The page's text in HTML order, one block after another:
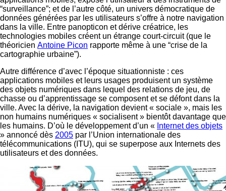
“surveillance”; et de l’autre côté, un univers démocratique de
données générées par les utilisateurs s’offre à notre navigation
dans la ville. Entre panopticon et dérive créatrice, les
technologies mobiles créent un étrange court-circuit (que le
théoricien Antoine Picon rapporte même à une “crise de la
cartographie urbaine”).
Autre différence d’avec l’époque situationniste : ces
applications mobiles et leurs usages produisent un système
des objets numériques dans lequel des relations de jeu, de
chasse ou d’apprentissage se composent et se défont dans la
ville. Avec la dérive, la navigation devient « sociale », mais les
non humains numériques « socialisent » bientôt davantage que
les humains. D’où le développement d’un « Internet des objets
» annoncé dès 2005 par l’Union internationale des
télécommunications (ITU), qui se superpose aux Internets des
utilisateurs et des données.